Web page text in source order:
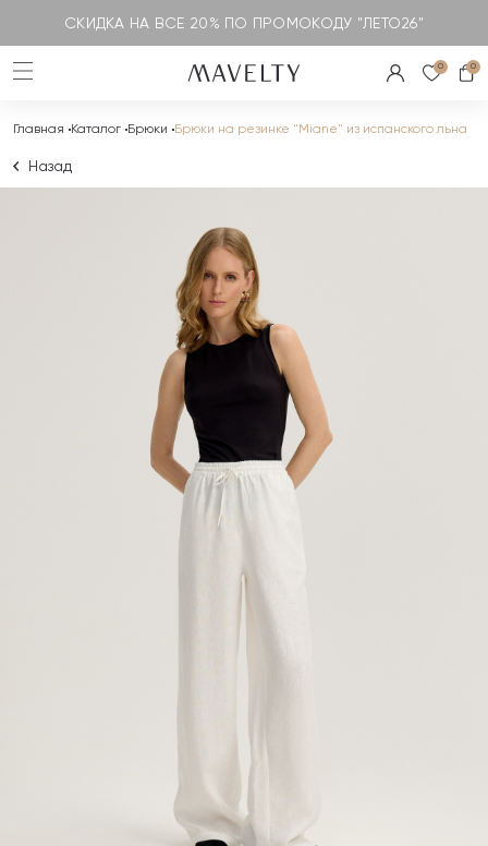
СКИДКА НА ВСЕ 20% ПО ПРОМОКОДУ "ЛЕТО26"
0 0
Главная Каталог Брюки Брюки на резинке "Miane" из испанского льна
Назад